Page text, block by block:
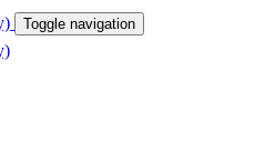
Toggle navigation